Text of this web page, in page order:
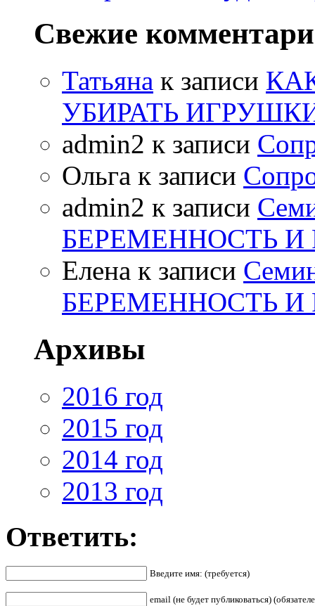
Свежие
Татьяна к записи
УБИРАТЬ
admin2 к записи
Ольга к записи
admin2 к записи
БЕРЕМЕННОСТЬ И
Елена к записи
БЕРЕМЕННОСТЬ И
Архивы
2016 год
2015 год
2014 год
2013 год
Ответить:
Введите имя: (требуется)
email (не будет публиковаться)